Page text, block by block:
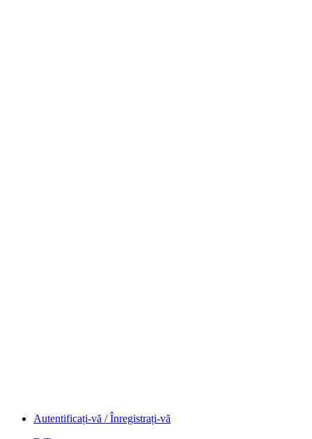
Autentificați-vă / Înregistrați-vă